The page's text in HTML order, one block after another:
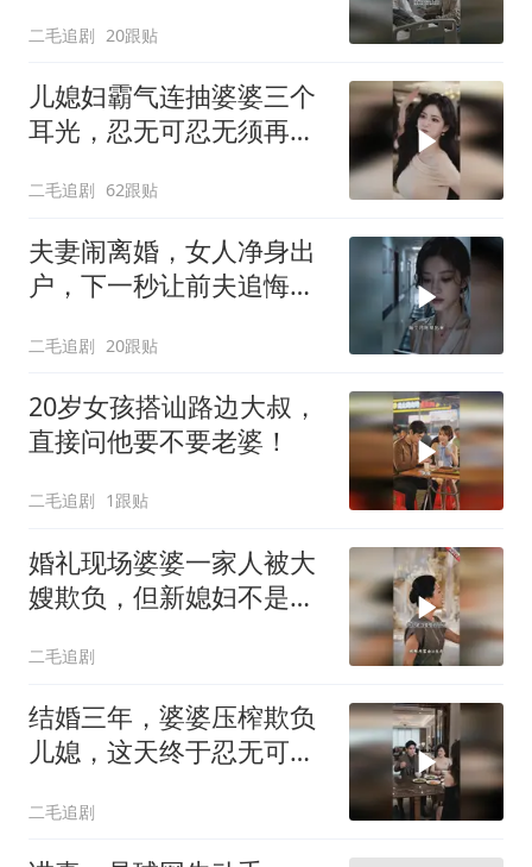
二毛追剧 20跟贴
儿媳妇霸气连抽婆婆三个
耳光，忍无可忍无须再
二毛追剧 62跟贴
夫妻闹离婚，女人净身出
户，下一秒让前夫追悔莫
二毛追剧 20跟贴
20岁女孩搭讪路边大叔，
直接问他要不要老婆！
二毛追剧 1跟贴
婚礼现场婆婆一家人被大
嫂欺负，但新媳妇不是好
二毛追剧
结婚三年，婆婆压榨欺负
儿媳，这天终于忍无可
二毛追剧